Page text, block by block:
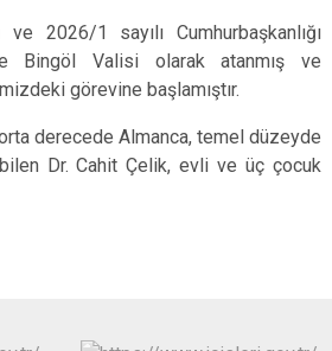
2026/1 sayılı Cumhurbaşkanlığı
Bingöl Valisi olarak atanmış ve
görevine başlamıştır.
derecede Almanca, temel düzeyde
Dr. Cahit Çelik, evli ve üç çocuk